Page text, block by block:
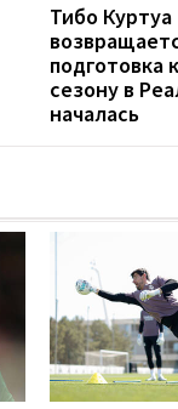
Тибо Куртуа
подготовка
сезону в
началась